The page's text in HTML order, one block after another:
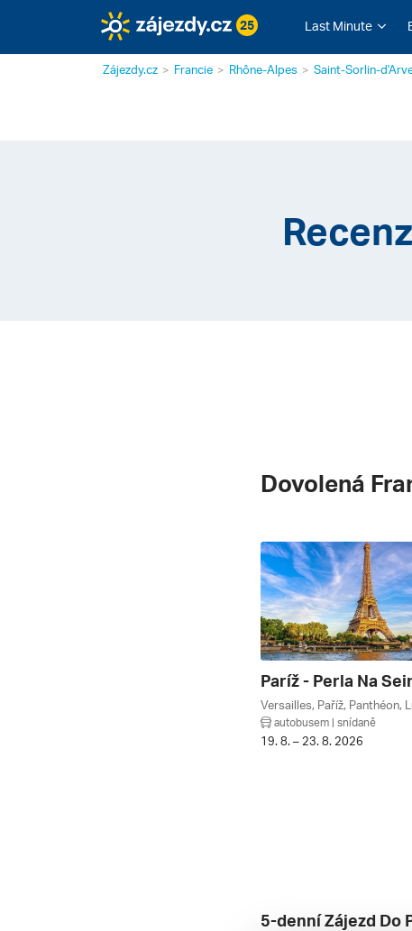
25 Last Minute
Zájezdy.cz Francie Rhône-Alpes Saint-Sorlin-
Dovolená
Paríž - Perla Na
autobusem | snídaně
19. 8. – 23. 8. 2026
5-denní Zájezd Do